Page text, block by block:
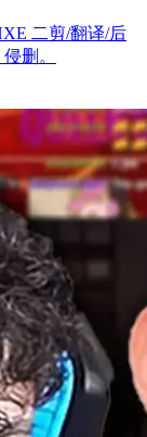
二剪/翻译/后
删。